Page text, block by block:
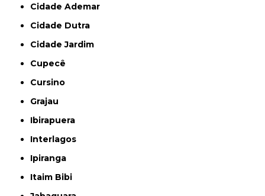
Cidade Ademar
Cidade Dutra
Cidade Jardim
Cupecê
Cursino
Grajau
Ibirapuera
Interlagos
Ipiranga
Itaim Bibi